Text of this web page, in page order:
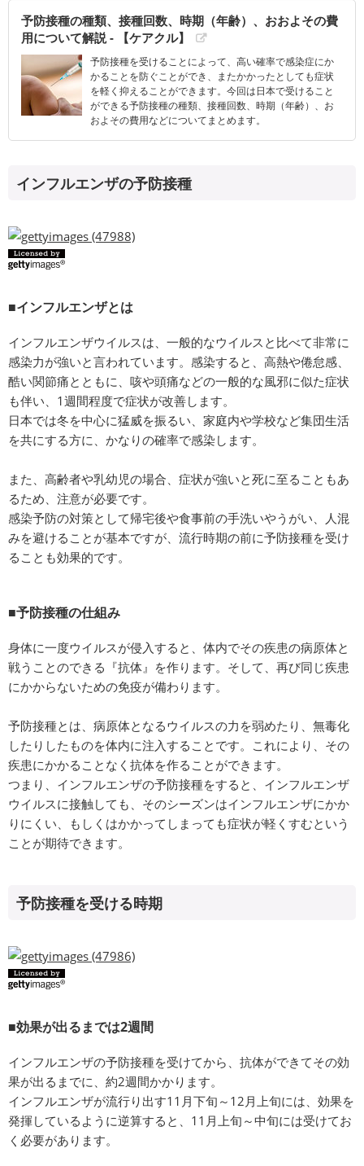
予防接種の種類、接種回数、時期（年齢）、おおよその費
用について解説 - 【ケアクル】
予防接種を受けることによって、高い確率で感染症にか
かることを防ぐことができ、またかかったとしても症状
を軽く抑えることができます。今回は日本で受けること
ができる予防接種の種類、接種回数、時期（年齢）、お
およその費用などについてまとめます。
インフルエンザの予防接種
■インフルエンザとは
インフルエンザウイルスは、一般的なウイルスと比べて非常に
感染力が強いと言われています。感染すると、高熱や倦怠感、
酷い関節痛とともに、咳や頭痛などの一般的な風邪に似た症状
も伴い、1週間程度で症状が改善します。
日本では冬を中心に猛威を振るい、家庭内や学校など集団生活
を共にする方に、かなりの確率で感染します。
また、高齢者や乳幼児の場合、症状が強いと死に至ることもあ
るため、注意が必要です。
感染予防の対策として帰宅後や食事前の手洗いやうがい、人混
みを避けることが基本ですが、流行時期の前に予防接種を受け
ることも効果的です。
■予防接種の仕組み
身体に一度ウイルスが侵入すると、体内でその疾患の病原体と
戦うことのできる『抗体』を作ります。そして、再び同じ疾患
にかからないための免疫が備わります。
予防接種とは、病原体となるウイルスの力を弱めたり、無毒化
したりしたものを体内に注入することです。これにより、その
疾患にかかることなく抗体を作ることができます。
つまり、インフルエンザの予防接種をすると、インフルエンザ
ウイルスに接触しても、そのシーズンはインフルエンザにかか
りにくい、もしくはかかってしまっても症状が軽くすむという
ことが期待できます。
予防接種を受ける時期
■効果が出るまでは2週間
インフルエンザの予防接種を受けてから、抗体ができてその効
果が出るまでに、約2週間かかります。
インフルエンザが流行り出す11月下旬～12月上旬には、効果を
発揮しているように逆算すると、11月上旬～中旬には受けてお
く必要があります。